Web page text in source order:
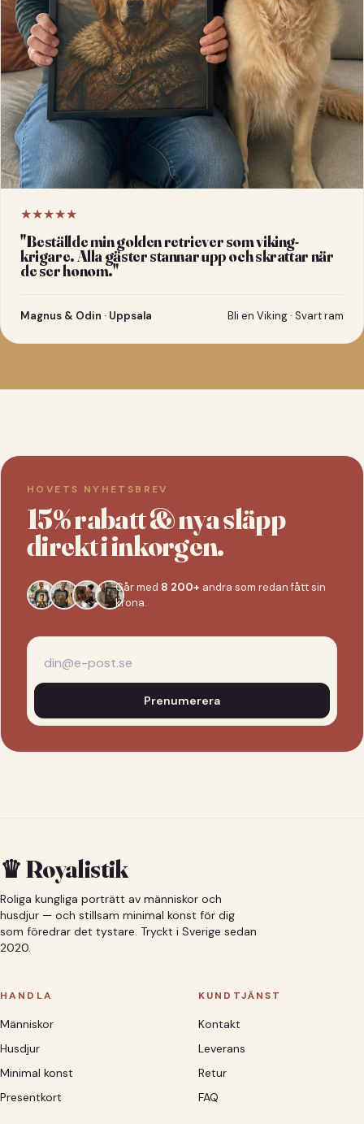
★★★★★
"Beställde min golden retriever som viking-
krigare. Alla gäster stannar upp och skrattar när
de ser honom."
Magnus & Odin · Uppsala Bli en Viking · Svart ram
HOVETS NYHETSBREV
15% rabatt & nya släpp
direkt i inkorgen.
Går med 8 200+ andra som redan fått sin
krona.
Prenumerera
♛ Royalistik
Roliga kungliga porträtt av människor och
husdjur — och stillsam minimal konst för dig
som föredrar det tystare. Tryckt i Sverige sedan
2020.
HANDLA
Människor
Husdjur
Minimal konst
Presentkort
KUNDTJÄNST
Kontakt
Leverans
Retur
FAQ